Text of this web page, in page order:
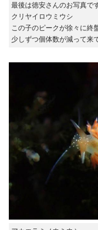
最後は徳安さんのお写真で
クリヤイロウミウシ
この子のピークが徐々に終
少しずつ個体数が減って来